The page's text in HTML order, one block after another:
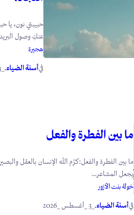
حبيبتي نون، يا
عنكِ وصول
هجيرة
فيأسنة الضياء.
ما بين الفطرة والفعل
ما بين الفطرة والفعل:كرَّم الله الإنسان بالعقل
يجعل المشاعر…
خولة بنت الأزور
فيأسنة الضياء. _3 _أغسطس _2026